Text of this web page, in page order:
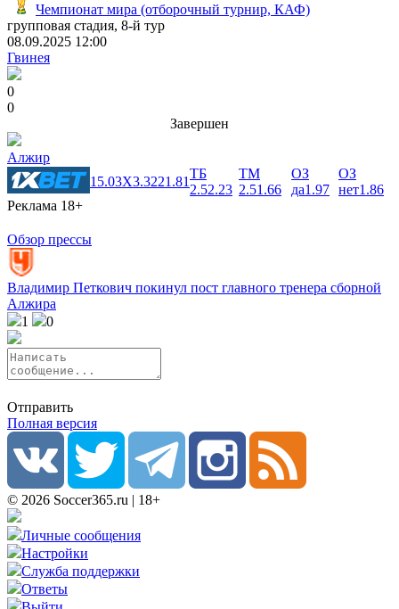
Чемпионат мира (отборочный турнир, КАФ)
групповая стадия, 8-й тур
08.09.2025 12:00
Гвинея
0
0
Завершен
Алжир
1 5.03X3.3221.81
ТБ
2.52.23
ТМ
2.51.66
ОЗ
да1.97
ОЗ
нет1.86
Реклама 18+
Обзор прессы
Владимир Петкович покинул пост главного тренера сборной
Алжира
1
0
Отправить
Полная версия
© 2026 Soccer365.ru | 18+
Личные сообщения
Настройки
Служба поддержки
Ответы